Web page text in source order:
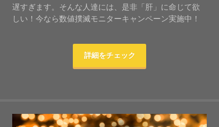
遅すぎます。そんな人達には、是非「肝」に命じて欲
しい！今なら数値撲滅モニターキャンペーン実施中！
詳細をチェック